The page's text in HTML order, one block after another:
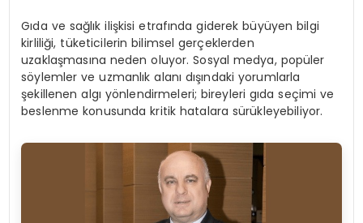
Gıda ve sağlık ilişkisi etrafında giderek büyüyen bilgi
kirliliği, tüketicilerin bilimsel gerçeklerden
uzaklaşmasına neden oluyor. Sosyal medya, popüler
söylemler ve uzmanlık alanı dışındaki yorumlarla
şekillenen algı yönlendirmeleri; bireyleri gıda seçimi ve
beslenme konusunda kritik hatalara sürükleyebiliyor.